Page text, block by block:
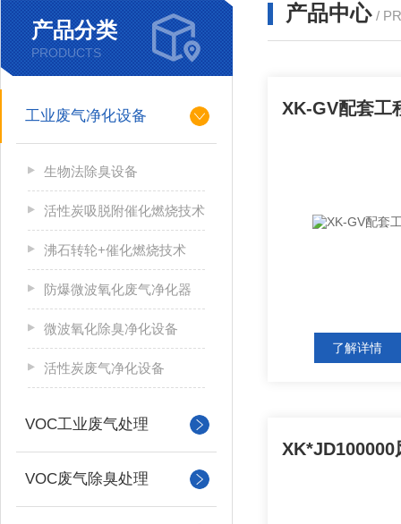
产品分类
PRODUCTS
工业废气净化设备
生物法除臭设备
活性炭吸脱附催化燃烧技术
沸石转轮+催化燃烧技术
防爆微波氧化废气净化器
微波氧化除臭净化设备
活性炭废气净化设备
VOC工业废气处理
VOC废气除臭处理
产品中心 /
了解详情